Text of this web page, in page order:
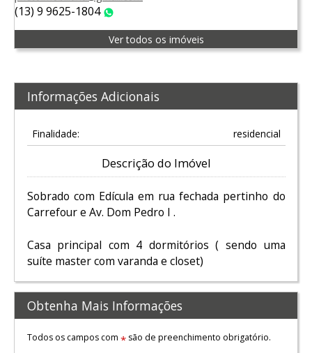
(13) 9 9625-1804
Ver todos os imóveis
Informações Adicionais
Finalidade: residencial
Descrição do Imóvel
Sobrado com Edícula em rua fechada pertinho do
Carrefour e Av. Dom Pedro I .
Casa principal com 4 dormitórios ( sendo uma
suíte master com varanda e closet)
Obtenha Mais Informações
Todos os campos com *são de preenchimento obrigatório.